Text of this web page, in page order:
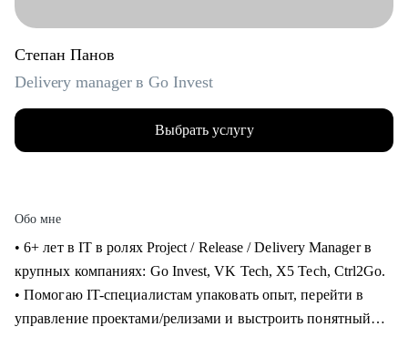
Степан Панов
Delivery manager в Go Invest
Выбрать услугу
Обо мне
• 6+ лет в IT в ролях Project / Release / Delivery Manager в
крупных компаниях: Go Invest, VK Tech, X5 Tech, Ctrl2Go.
• Помогаю IT-специалистам упаковать опыт, перейти в
управление проектами/релизами и выстроить понятный